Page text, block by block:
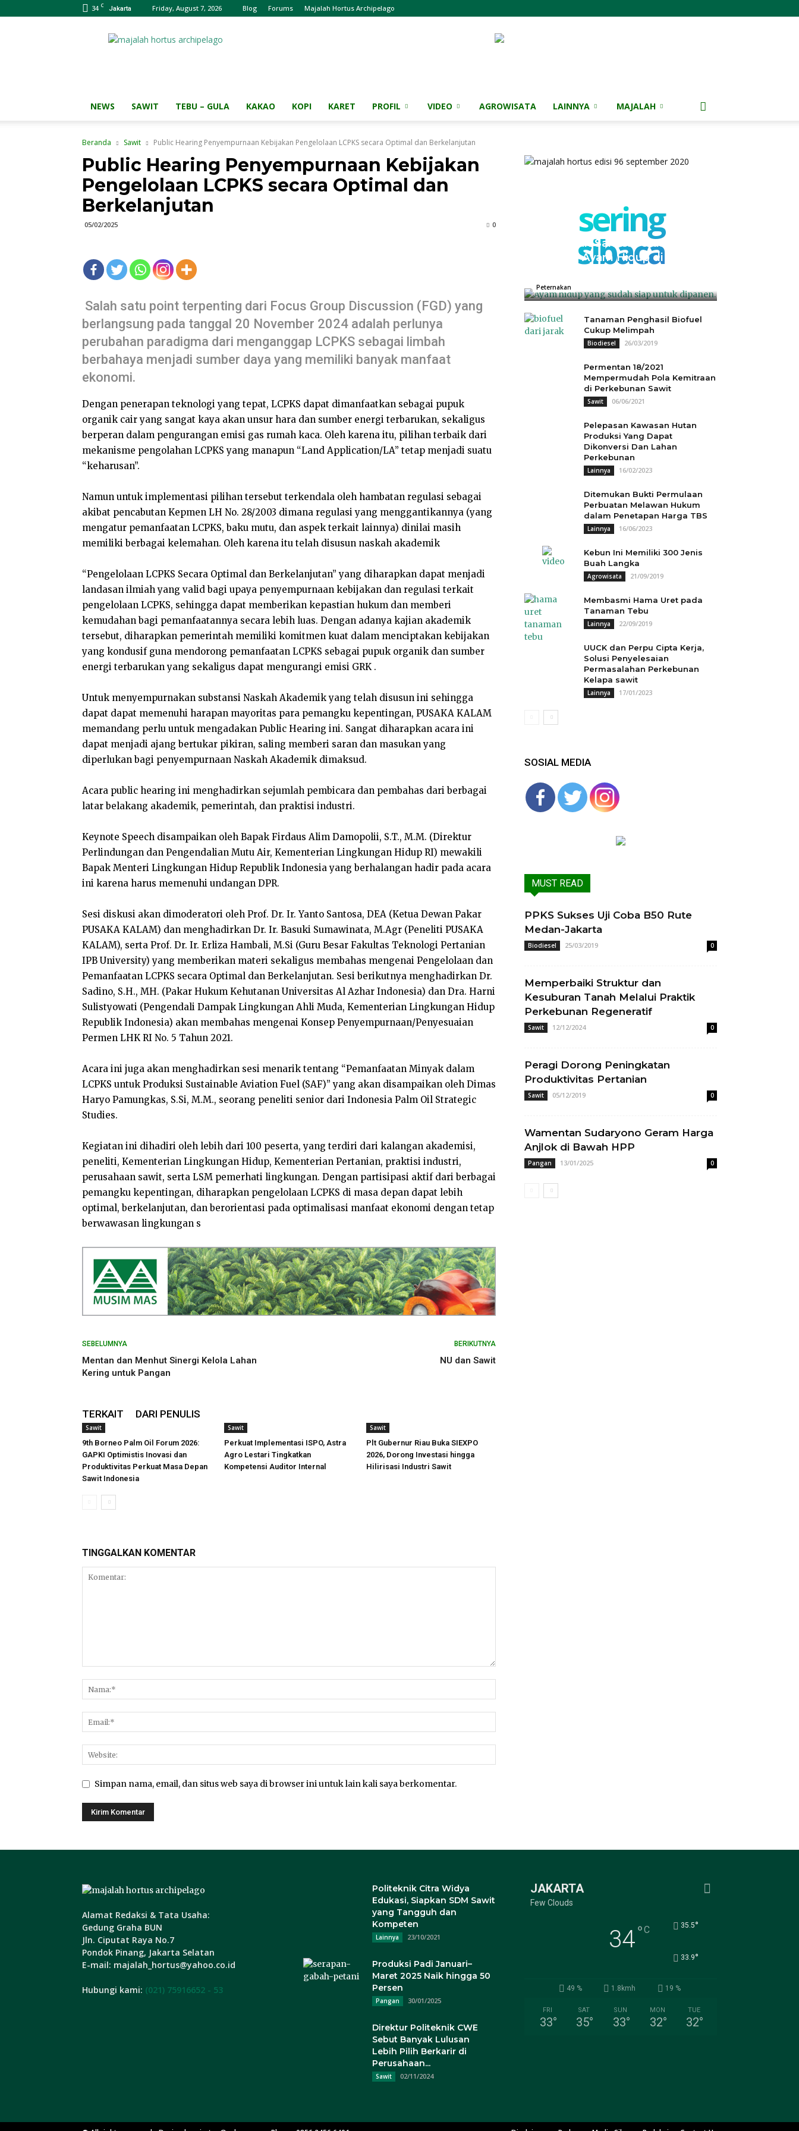
34 C Jakarta Friday, August 7, 2026 Blog Forums Majalah Hortus Archipelago
Majalah
NEWS SAWIT TEBU – GULA KAKAO KOPI KARET PROFIL VIDEO AGROWISATA LAINNYA MAJALAH
Beranda Sawit Public Hearing Penyempurnaan Kebijakan Pengelolaan LCPKS secara Optimal dan Berkelanjutan
Public Hearing Penyempurnaan Kebijakan
Pengelolaan LCPKS secara Optimal dan
Berkelanjutan
05/02/2025 0
Salah satu point terpenting dari Focus Group Discussion (FGD) yang
berlangsung pada tanggal 20 November 2024 adalah perlunya
perubahan paradigma dari menganggap LCPKS sebagai limbah
berbahaya menjadi sumber daya yang memiliki banyak manfaat
ekonomi.
Dengan penerapan teknologi yang tepat, LCPKS dapat dimanfaatkan sebagai pupuk
organik cair yang sangat kaya akan unsur hara dan sumber energi terbarukan, sekaligus
berperan dalam pengurangan emisi gas rumah kaca. Oleh karena itu, pilihan terbaik dari
mekanisme pengolahan LCPKS yang manapun “Land Application/LA” tetap menjadi suatu
“keharusan”.
Namun untuk implementasi pilihan tersebut terkendala oleh hambatan regulasi sebagai
akibat pencabutan Kepmen LH No. 28/2003 dimana regulasi yang menggantikannya (yang
mengatur pemanfaatan LCPKS, baku mutu, dan aspek terkait lainnya) dinilai masih
memiliki berbagai kelemahan. Oleh karena itu telah disusun naskah akademik
“Pengelolaan LCPKS Secara Optimal dan Berkelanjutan” yang diharapkan dapat menjadi
landasan ilmiah yang valid bagi upaya penyempurnaan kebijakan dan regulasi terkait
pengelolaan LCPKS, sehingga dapat memberikan kepastian hukum dan memberi
kemudahan bagi pemanfaatannya secara lebih luas. Dengan adanya kajian akademik
tersebut, diharapkan pemerintah memiliki komitmen kuat dalam menciptakan kebijakan
yang kondusif guna mendorong pemanfaatan LCPKS sebagai pupuk organik dan sumber
energi terbarukan yang sekaligus dapat mengurangi emisi GRK .
Untuk menyempurnakan substansi Naskah Akademik yang telah disusun ini sehingga
dapat dapat memenuhi harapan mayoritas para pemangku kepentingan, PUSAKA KALAM
memandang perlu untuk mengadakan Public Hearing ini. Sangat diharapkan acara ini
dapat menjadi ajang bertukar pikiran, saling memberi saran dan masukan yang
diperlukan bagi penyempurnaan Naskah Akademik dimaksud.
Acara public hearing ini menghadirkan sejumlah pembicara dan pembahas dari berbagai
latar belakang akademik, pemerintah, dan praktisi industri.
Keynote Speech disampaikan oleh Bapak Firdaus Alim Damopolii, S.T., M.M. (Direktur
Perlindungan dan Pengendalian Mutu Air, Kementerian Lingkungan Hidup RI) mewakili
Bapak Menteri Lingkungan Hidup Republik Indonesia yang berhalangan hadir pada acara
ini karena harus memenuhi undangan DPR.
Sesi diskusi akan dimoderatori oleh Prof. Dr. Ir. Yanto Santosa, DEA (Ketua Dewan Pakar
PUSAKA KALAM) dan menghadirkan Dr. Ir. Basuki Sumawinata, M.Agr (Peneliti PUSAKA
KALAM), serta Prof. Dr. Ir. Erliza Hambali, M.Si (Guru Besar Fakultas Teknologi Pertanian
IPB University) yang memberikan materi sekaligus membahas mengenai Pengelolaan dan
Pemanfaatan LCPKS secara Optimal dan Berkelanjutan. Sesi berikutnya menghadirkan Dr.
Sadino, S.H., MH. (Pakar Hukum Kehutanan Universitas Al Azhar Indonesia) dan Dra. Harni
Sulistyowati (Pengendali Dampak Lingkungan Ahli Muda, Kementerian Lingkungan Hidup
Republik Indonesia) akan membahas mengenai Konsep Penyempurnaan/Penyesuaian
Permen LHK RI No. 5 Tahun 2021.
Acara ini juga akan menghadirkan sesi menarik tentang “Pemanfaatan Minyak dalam
LCPKS untuk Produksi Sustainable Aviation Fuel (SAF)” yang akan disampaikan oleh Dimas
Haryo Pamungkas, S.Si, M.M., seorang peneliti senior dari Indonesia Palm Oil Strategic
Studies.
Kegiatan ini dihadiri oleh lebih dari 100 peserta, yang terdiri dari kalangan akademisi,
peneliti, Kementerian Lingkungan Hidup, Kementerian Pertanian, praktisi industri,
perusahaan sawit, serta LSM pemerhati lingkungan. Dengan partisipasi aktif dari berbagai
pemangku kepentingan, diharapkan pengelolaan LCPKS di masa depan dapat lebih
optimal, berkelanjutan, dan berorientasi pada optimalisasi manfaat ekonomi dengan tetap
berwawasan lingkungan s
SEBELUMNYA
Mentan dan Menhut Sinergi Kelola Lahan
Kering untuk Pangan
BERIKUTNYA
NU dan Sawit
TERKAIT DARI PENULIS
Sawit
9th Borneo Palm Oil Forum 2026:
GAPKI Optimistis Inovasi dan
Produktivitas Perkuat Masa Depan
Sawit Indonesia
Sawit
Perkuat Implementasi ISPO, Astra
Agro Lestari Tingkatkan
Kompetensi Auditor Internal
Sawit
Plt Gubernur Riau Buka SIEXPO
2026, Dorong Investasi hingga
Hilirisasi Industri Sawit
TINGGALKAN KOMENTAR
Simpan nama, email, dan situs web saya di browser ini untuk lain kali saya berkomentar.
sering
sibaca
Kementan Sanksi Perusahaan
NH, Jual Ayam Hidup di Bawah
Peternakan
Tanaman Penghasil Biofuel
Cukup Melimpah
Biodiesel 26/03/2019
Permentan 18/2021
Mempermudah Pola Kemitraan
di Perkebunan Sawit
Sawit 06/06/2021
Pelepasan Kawasan Hutan
Produksi Yang Dapat
Dikonversi Dan Lahan
Perkebunan
Lainnya 16/02/2023
Ditemukan Bukti Permulaan
Perbuatan Melawan Hukum
dalam Penetapan Harga TBS
Lainnya 16/06/2023
Kebun Ini Memiliki 300 Jenis
Buah Langka
Agrowisata 21/09/2019
Membasmi Hama Uret pada
Tanaman Tebu
Lainnya 22/09/2019
UUCK dan Perpu Cipta Kerja,
Solusi Penyelesaian
Permasalahan Perkebunan
Kelapa sawit
Lainnya 17/01/2023
SOSIAL MEDIA
MUST READ
PPKS Sukses Uji Coba B50 Rute
Medan-Jakarta
Biodiesel 25/03/2019 0
Memperbaiki Struktur dan
Kesuburan Tanah Melalui Praktik
Perkebunan Regeneratif
Sawit 12/12/2024 0
Peragi Dorong Peningkatan
Produktivitas Pertanian
Sawit 05/12/2019 0
Wamentan Sudaryono Geram Harga
Anjlok di Bawah HPP
Pangan 13/01/2025 0
Alamat Redaksi & Tata Usaha:
Gedung Graha BUN
Jln. Ciputat Raya No.7
Pondok Pinang, Jakarta Selatan
E-mail: majalah_hortus@yahoo.co.id
Hubungi kami: (021) 75916652 - 53
Politeknik Citra Widya
Edukasi, Siapkan SDM Sawit
yang Tangguh dan
Kompeten
Lainnya 23/10/2021
Produksi Padi Januari–
Maret 2025 Naik hingga 50
Persen
Pangan 30/01/2025
Direktur Politeknik CWE
Sebut Banyak Lulusan
Lebih Pilih Berkarir di
Perusahaan...
Sawit 02/11/2024
JAKARTA
Few Clouds
34°C 35.5°
33.9°
49 % 1.8kmh 19 %
FRI
33°
SAT
35°
SUN
33°
MON
32°
TUE
32°